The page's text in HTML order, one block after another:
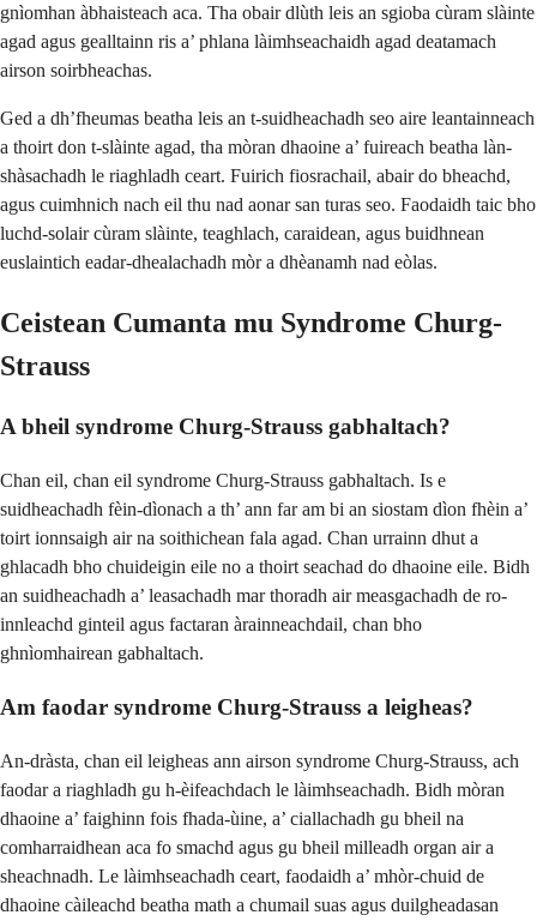
gnìomhan àbhaisteach aca. Tha obair dlùth leis an sgioba cùram slàinte
agad agus gealltainn ris a’ phlana làimhseachaidh agad deatamach
airson soirbheachas.
Ged a dh’fheumas beatha leis an t-suidheachadh seo aire leantainneach
a thoirt don t-slàinte agad, tha mòran dhaoine a’ fuireach beatha làn-
shàsachadh le riaghladh ceart. Fuirich fiosrachail, abair do bheachd,
agus cuimhnich nach eil thu nad aonar san turas seo. Faodaidh taic bho
luchd-solair cùram slàinte, teaghlach, caraidean, agus buidhnean
euslaintich eadar-dhealachadh mòr a dhèanamh nad eòlas.
Ceistean Cumanta mu Syndrome Churg-
Strauss
A bheil syndrome Churg-Strauss gabhaltach?
Chan eil, chan eil syndrome Churg-Strauss gabhaltach. Is e
suidheachadh fèin-dìonach a th’ ann far am bi an siostam dìon fhèin a’
toirt ionnsaigh air na soithichean fala agad. Chan urrainn dhut a
ghlacadh bho chuideigin eile no a thoirt seachad do dhaoine eile. Bidh
an suidheachadh a’ leasachadh mar thoradh air measgachadh de ro-
innleachd ginteil agus factaran àrainneachdail, chan bho
ghnìomhairean gabhaltach.
Am faodar syndrome Churg-Strauss a leigheas?
An-dràsta, chan eil leigheas ann airson syndrome Churg-Strauss, ach
faodar a riaghladh gu h-èifeachdach le làimhseachadh. Bidh mòran
dhaoine a’ faighinn fois fhada-ùine, a’ ciallachadh gu bheil na
comharraidhean aca fo smachd agus gu bheil milleadh organ air a
sheachnadh. Le làimhseachadh ceart, faodaidh a’ mhòr-chuid de
dhaoine càileachd beatha math a chumail suas agus duilgheadasan